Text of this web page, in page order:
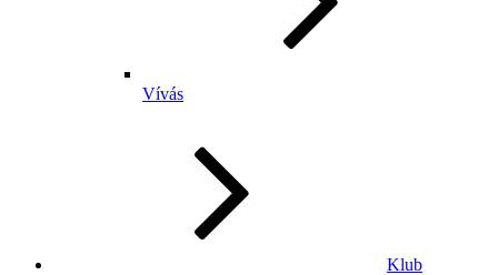
Vívás
Klub